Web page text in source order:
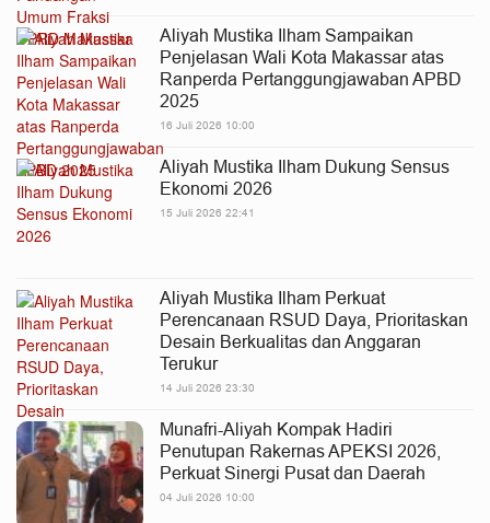
Aliyah Mustika Ilham Sampaikan
Penjelasan Wali Kota Makassar atas
Ranperda Pertanggungjawaban APBD
2025
16 Juli 2026 10:00
Aliyah Mustika Ilham Dukung Sensus
Ekonomi 2026
15 Juli 2026 22:41
Aliyah Mustika Ilham Perkuat
Perencanaan RSUD Daya, Prioritaskan
Desain Berkualitas dan Anggaran
Terukur
14 Juli 2026 23:30
Munafri-Aliyah Kompak Hadiri
Penutupan Rakernas APEKSI 2026,
Perkuat Sinergi Pusat dan Daerah
04 Juli 2026 10:00